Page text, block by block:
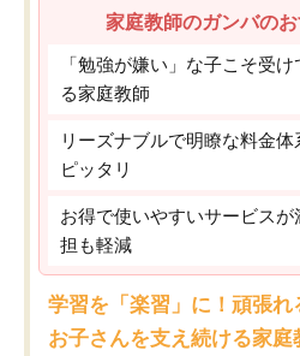
家庭教師のガンバの
「勉強が嫌い」な子こそ受
る家庭教師
リーズナブルで明瞭な料金
ピッタリ
お得で使いやすいサービス
担も軽減
学習を「楽習」に！頑張れ
お子さんを支え続ける家庭